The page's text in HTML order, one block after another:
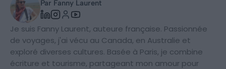
Par Fanny Laurent
Je suis Fanny Laurent, auteure française. Passionnée
de voyages, j'ai vécu au Canada, en Australie et
exploré diverses cultures. Basée à Paris, je combine
écriture et tourisme, partageant mon amour pour